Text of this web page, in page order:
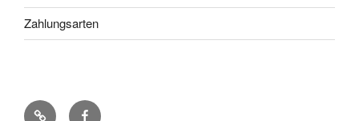
Zahlungsarten
Pinterest Facebook